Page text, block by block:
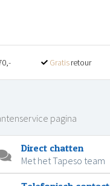
Gratisretour
pagina
Direct chatten
Met het Tapeso team